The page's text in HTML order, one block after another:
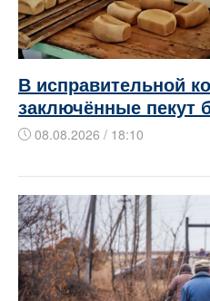
В исправительной
заключённые пекут
08.08.2026 / 18:10